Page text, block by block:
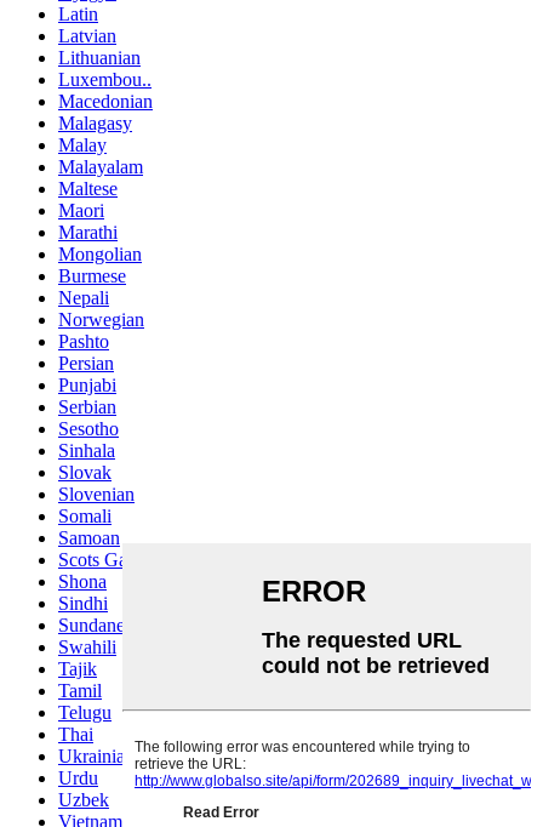
Latin
Latvian
Lithuanian
Luxembou..
Macedonian
Malagasy
Malay
Malayalam
Maltese
Maori
Marathi
Mongolian
Burmese
Nepali
Norwegian
Pashto
Persian
Punjabi
Serbian
Sesotho
Sinhala
Slovak
Slovenian
Somali
Samoan
Scots Gaelic
Shona
Sindhi
Sundanese
Swahili
Tajik
Tamil
Telugu
Thai
Ukrainian
Urdu
Uzbek
Vietnamese